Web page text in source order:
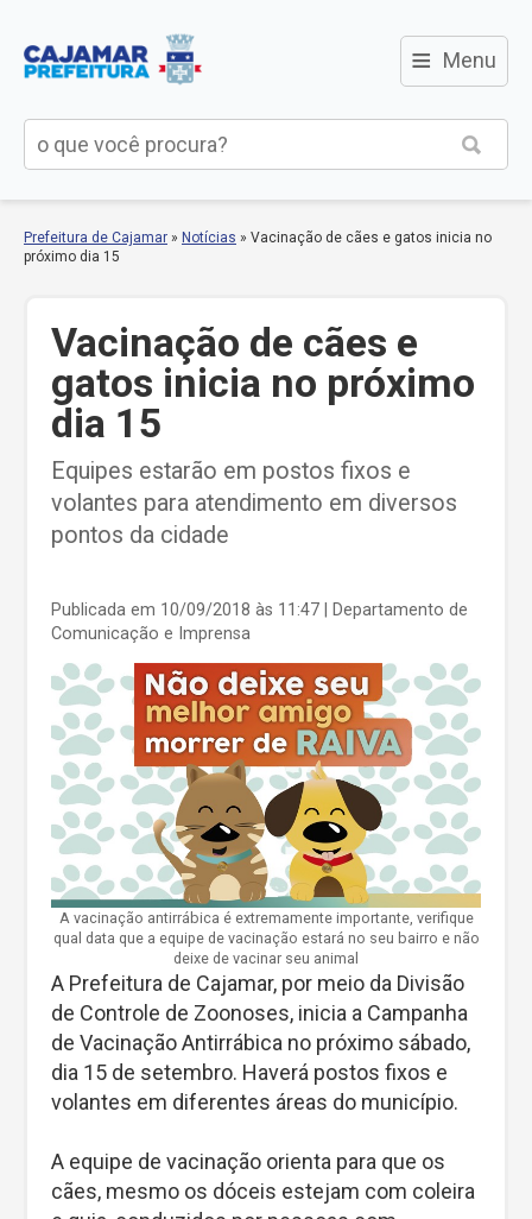
≡ Menu
Prefeitura de Cajamar » Notícias » Vacinação de cães e gatos inicia no
próximo dia 15
Vacinação de cães e
gatos inicia no próximo
dia 15
Equipes estarão em postos fixos e
volantes para atendimento em diversos
pontos da cidade
Publicada em 10/09/2018 às 11:47
| Departamento de
Comunicação e Imprensa
A vacinação antirrábica é extremamente importante, verifique
qual data que a equipe de vacinação estará no seu bairro e não
deixe de vacinar seu animal
A Prefeitura de Cajamar, por meio da Divisão
de Controle de Zoonoses, inicia a Campanha
de Vacinação Antirrábica no próximo sábado,
dia 15 de setembro. Haverá postos fixos e
volantes em diferentes áreas do município.
A equipe de vacinação orienta para que os
cães, mesmo os dóceis estejam com coleira